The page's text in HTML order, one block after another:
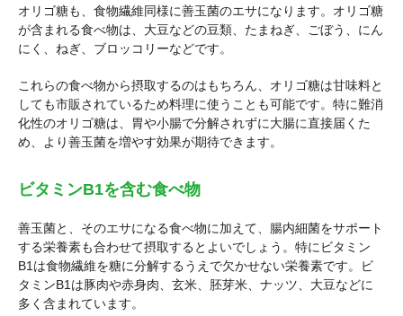
オリゴ糖も、食物繊維同様に善玉菌のエサになります。オリゴ糖
が含まれる食べ物は、大豆などの豆類、たまねぎ、ごぼう、にん
にく、ねぎ、ブロッコリーなどです。
これらの食べ物から摂取するのはもちろん、オリゴ糖は甘味料と
しても市販されているため料理に使うことも可能です。特に難消
化性のオリゴ糖は、胃や小腸で分解されずに大腸に直接届くた
め、より善玉菌を増やす効果が期待できます。
ビタミンB1を含む食べ物
善玉菌と、そのエサになる食べ物に加えて、腸内細菌をサポート
する栄養素も合わせて摂取するとよいでしょう。特にビタミン
B1は食物繊維を糖に分解するうえで欠かせない栄養素です。ビ
タミンB1は豚肉や赤身肉、玄米、胚芽米、ナッツ、大豆などに
多く含まれています。